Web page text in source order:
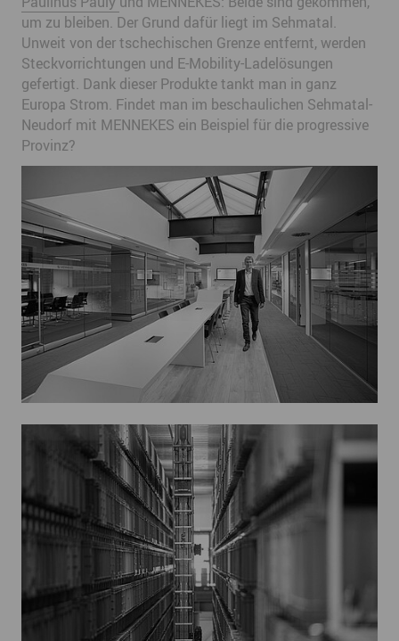
um zu bleiben. Der Grund dafür liegt im Sehmatal.
Unweit von der tschechischen Grenze entfernt, werden
Steckvorrichtungen und E-Mobility-Ladelösungen
gefertigt. Dank dieser Produkte tankt man in ganz
Europa Strom. Findet man im beschaulichen Sehmatal-
Neudorf mit MENNEKES ein Beispiel für die progressive
Provinz?